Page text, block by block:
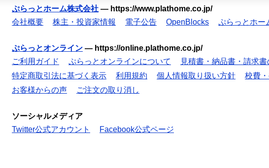
ぷらっとホーム株式会社 — https://www.plathome.co.jp/
会社概要
株主・投資家情報 電子公告 OpenBlocks ぷらっとホー
ぷらっとオンライン — https://online.plathome.co.jp/
ご利用ガイド
ぷらっとオンラインについて 見積書・納品書・請求
特定商取引法に基づく表示
利用規約 個人情報取り扱い方針 校費
お客様からの声
ご注文の取り消し
ソーシャルメディア
Twitter公式アカウント
Facebook公式ページ